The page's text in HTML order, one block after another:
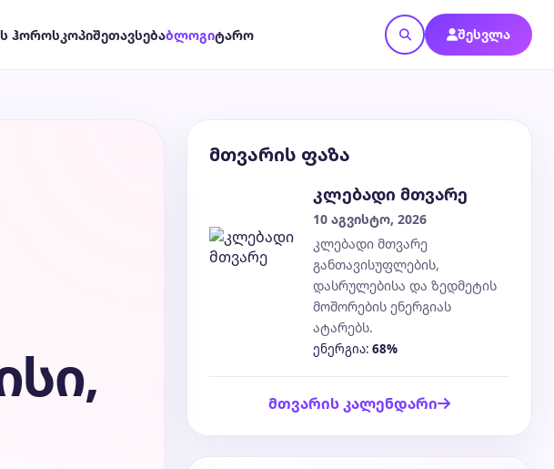
ჰოროსკოპიშეთავსებაბლოგიტარო შესვლა
მთვარის ფაზა
კლებადი მთვარე
10 აგვისტო, 2026
კლებადი მთვარე
განთავისუფლების,
დასრულებისა და ზედმეტის
მოშორების ენერგიას
ატარებს.
ენერგია: 68%
მთვარის კალენდარი